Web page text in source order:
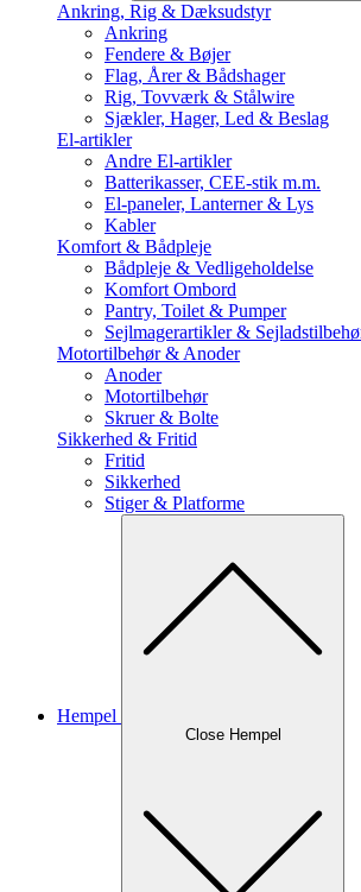
Ankring, Rig & Dæksudstyr
Ankring
Fendere & Bøjer
Flag, Årer & Bådshager
Rig, Tovværk & Stålwire
Sjækler, Hager, Led & Beslag
El-artikler
Andre El-artikler
Batterikasser, CEE-stik m.m.
El-paneler, Lanterner & Lys
Kabler
Komfort & Bådpleje
Bådpleje & Vedligeholdelse
Komfort Ombord
Pantry, Toilet & Pumper
Sejlmagerartikler &
Motortilbehør & Anoder
Anoder
Motortilbehør
Skruer & Bolte
Sikkerhed & Fritid
Fritid
Sikkerhed
Stiger & Platforme
Hempel
Close Hempel